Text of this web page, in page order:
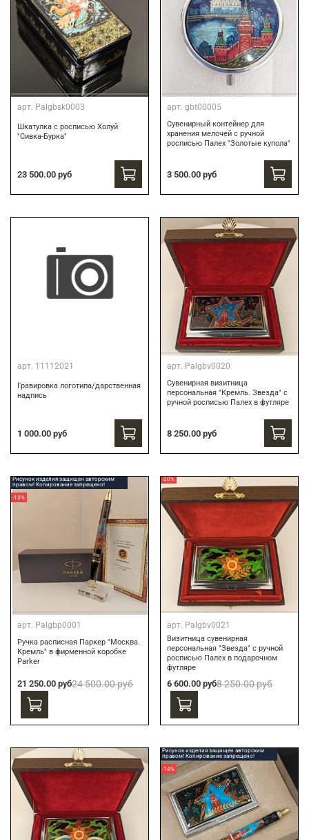
арт. Palgbsk0003
Шкатулка с росписью Холуй
"Сивка-Бурка"
23 500.00 руб
арт. gbt00005
Сувенирный контейнер для
хранения мелочей с ручной
росписью Палех "Золотые купола"
3 500.00 руб
арт. 11112021
Гравировка логотипа/дарственная
надпись
1 000.00 руб
арт. Palgbv0020
Сувенирная визитница
персональная "Кремль. Звезда" с
ручной росписью Палех в футляре
8 250.00 руб
Рисунок изделия защищен авторским
правом! Копирование запрещено!
-13%
арт. Palgbp0001
Ручка расписная Паркер "Москва.
Кремль" в фирменной коробке
Parker
21 250.00 руб24 500.00 руб
-20%
арт. Palgbv0021
Визитница сувенирная
персональная "Звезда" с ручной
росписью Палех в подарочном
футляре
6 600.00 руб8 250.00 руб
Рисунок изделия защищен авторским
правом! Копирование запрещено!
-14%